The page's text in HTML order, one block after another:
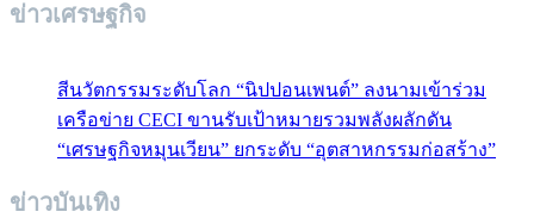
ข่าวเศรษฐกิจ
สีนวัตกรรมระดับโลก “นิปปอนเพนต์” ลงนามเข้าร่วม
เครือข่าย CECI ขานรับเป้าหมายรวมพลังผลักดัน
“เศรษฐกิจหมุนเวียน” ยกระดับ “อุตสาหกรรมก่อสร้าง”
ข่าวบันเทิง